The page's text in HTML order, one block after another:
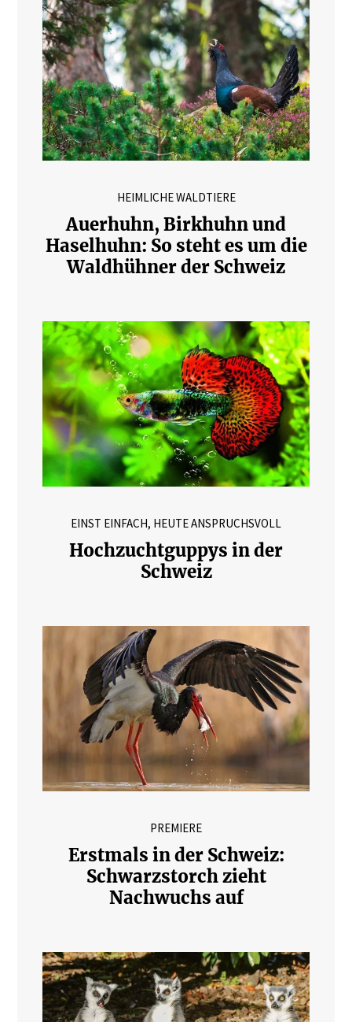
HEIMLICHE WALDTIERE
Auerhuhn, Birkhuhn und
Haselhuhn: So steht es um die
Waldhühner der Schweiz
EINST EINFACH, HEUTE ANSPRUCHSVOLL
Hochzuchtguppys in der
Schweiz
PREMIERE
Erstmals in der Schweiz:
Schwarzstorch zieht
Nachwuchs auf